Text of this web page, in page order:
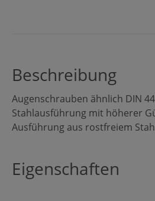
Beschreibung
Augenschrauben ähnlich DIN
Stahlausführung mit höherer
Ausführung aus rostfreiem
Eigenschaften